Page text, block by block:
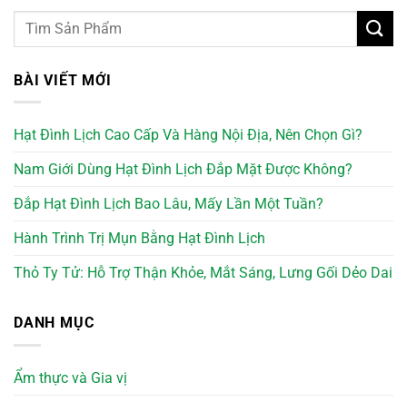
BÀI VIẾT MỚI
Hạt Đình Lịch Cao Cấp Và Hàng Nội Địa, Nên Chọn Gì?
Nam Giới Dùng Hạt Đình Lịch Đắp Mặt Được Không?
Đắp Hạt Đình Lịch Bao Lâu, Mấy Lần Một Tuần?
Hành Trình Trị Mụn Bằng Hạt Đình Lịch
Thỏ Ty Tử: Hỗ Trợ Thận Khỏe, Mắt Sáng, Lưng Gối Dẻo Dai
DANH MỤC
Ẩm thực và Gia vị